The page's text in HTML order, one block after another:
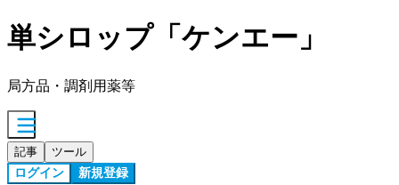
単シロップ「ケンエー」
局方品・調剤用薬等
記事 ツール
ログイン 新規登録